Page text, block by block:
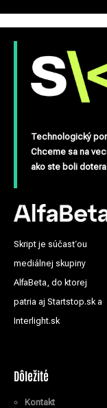
Technologický
Chceme sa na
ako ste boli
Skript je súčasťou
mediálnej skupiny
AlfaBeta, do ktorej
patria aj Startstop.sk a
Interlight.sk
Dôležité
Kontakt